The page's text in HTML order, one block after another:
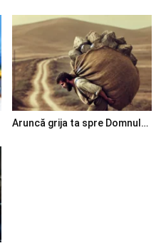
Aruncă grija ta spre Domnul…